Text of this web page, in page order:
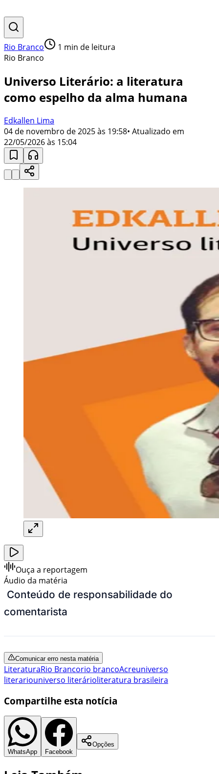
Rio Branco 1 min de leitura
Rio Branco
Universo Literário: a literatura
como espelho da alma humana
Edkallen Lima
04 de novembro de 2025 às 19:58• Atualizado em
22/05/2026 às 15:04
Ouça a reportagem
Áudio da matéria
Conteúdo de responsabilidade do
comentarista
Comunicar erro nesta matéria
LiteraturaRio Brancorio brancoAcreuniverso
literariouniverso literárioliteratura brasileira
Compartilhe esta notícia
WhatsApp Facebook
Opções